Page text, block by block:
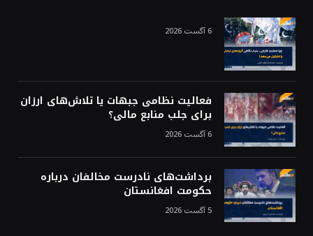
6 آگست 2026
فعالیت نظامی جبهات یا تلاش‌های ارزان
برای جلب منابع مالی؟
6 آگست 2026
برداشت‌های نادرست مخالفان درباره
حکومت افغانستان
5 آگست 2026